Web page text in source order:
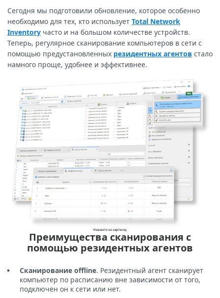
Сегодня мы подготовили обновление, которое особенно
необходимо для тех, кто использует Total Network
Inventory часто и на большом количестве устройств.
Теперь, регулярное сканирование компьютеров в сети с
помощью предустановленных резидентных агентов стало
намного проще, удобнее и эффективнее.
Преимущества сканирования с
помощью резидентных агентов
Сканирование offline. Резидентный агент сканирует
компьютер по расписанию вне зависимости от того,
подключен он к сети или нет.